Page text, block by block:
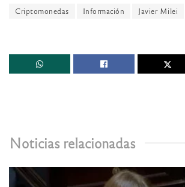
Criptomonedas
Información Javier Milei
Noticias relacionadas